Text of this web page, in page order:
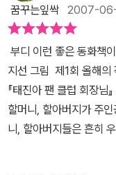
나고 슬픈 이야기인가!'
세월을 사셨다는 걸 너
프다. 보육원 다녀오던
구! 무릎도 좋지 않은 사
는 고함에서 할머니를
도 뿔이 날까'의 치매할
그게 아닌데도 살갑게
기에 집착하는 할머니
하면 그저 포근한 분, 너
이게 하는 분이더라. 먼
플 책, 연로한 부모님을
게 할 책, 할머니, 할아
은 여러모로 가족간의
이들이 읽어보면 좋겠다
는 할머니에 대한 부끄러
를 제대로 알아 준다면
이야기는 우리의 가슴을
표현들과 인터넷 용어들
있는 말투들도 책 읽는
클럽 회장님>에는 [버럭
의 틀니를 ‘악어’라며
무시무시한(?) 상상력이
님]은 공개방송에서 ‘태
속에서 자신의 할머니
꿈꾸는잎싹 2007-06-
부디 이런 좋은 동화책
지선 그림 제1회 올해의
『태진아 팬 클럽 회장
할머니, 할아버지가 주
니, 할아버지들은 흔히
팬 클럽 회장님’이란 팻